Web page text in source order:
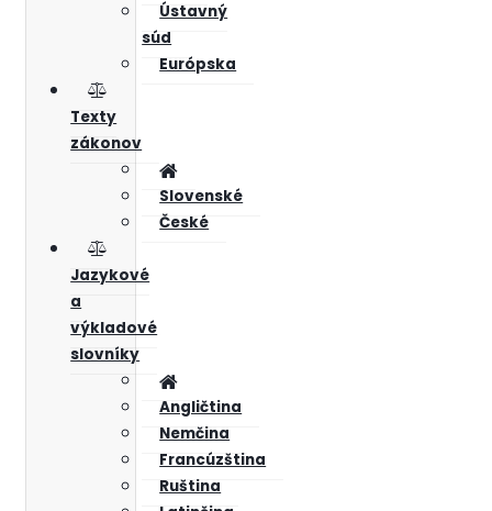
Ústavný
súd
Európska
Texty
zákonov
Slovenské
České
Jazykové
a
výkladové
slovníky
Angličtina
Nemčina
Francúzština
Ruština